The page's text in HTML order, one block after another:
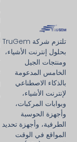
تلتزم شركة TruGem
بحلول إنترنت الأشياء،
ومنتجات الجيل
الخامس المدعومة
بالذكاء الاصطناعي
لإنترنت الأشياء،
وبوابات المركبات،
وأجهزة الحوسبة
الطرفية، وأجهزة تحديد
المواقع في الوقت